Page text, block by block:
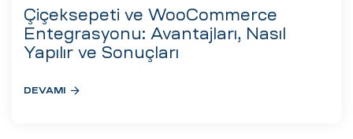
Çiçeksepeti ve WooCommerce
Entegrasyonu: Avantajları, Nasıl
Yapılır ve Sonuçları
DEVAMI